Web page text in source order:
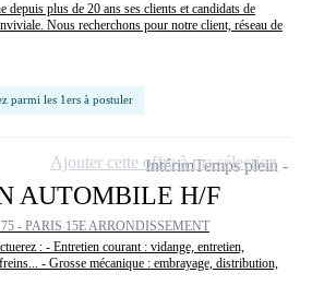
depuis plus de 20 ans ses clients et candidats de
Nous recherchons pour notre client, réseau de
parmi les 1ers à postuler
AUTOMBILE H/F
75 - PARIS 15E ARRONDISSEMENT
: - Entretien courant : vidange, entretien,
- Grosse mécanique : embrayage, distribution,
IntérimTemps plein
Ajouter cette offre à ma sélection